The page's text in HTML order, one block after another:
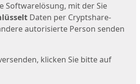
Softwarelösung, mit der Sie
Daten per Cryptshare-
autorisierte Person senden
klicken Sie bitte auf